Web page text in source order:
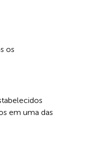
os
em uma das